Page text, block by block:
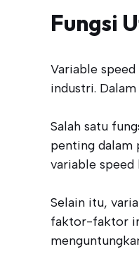
Fungsi
Variable
industri.
Salah satu
penting dalam
variable
Selain itu,
faktor-faktor